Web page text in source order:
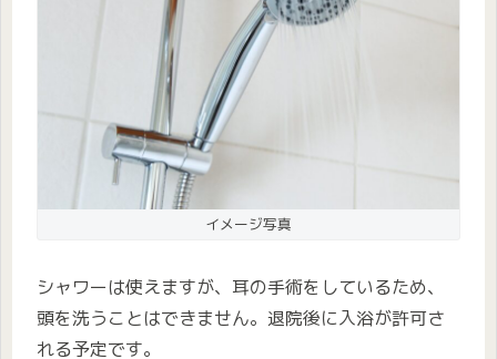
イメージ写真
シャワーは使えますが、耳の手術をしているため、
頭を洗うことはできません。退院後に入浴が許可さ
れる予定です。